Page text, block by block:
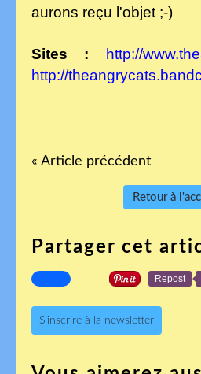
aurons reçu l'objet ;-)
Sites : http://
http://theangrycats.b
« Article précédent
Retour à
Partager cet
Repost
S'inscrire à la newsletter